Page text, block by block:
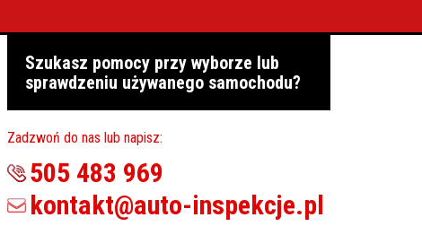
Szukasz pomocy przy wyborze lub
sprawdzeniu używanego samochodu?
Zadzwoń do nas lub napisz:
505 483 969
kontakt@auto-inspekcje.pl